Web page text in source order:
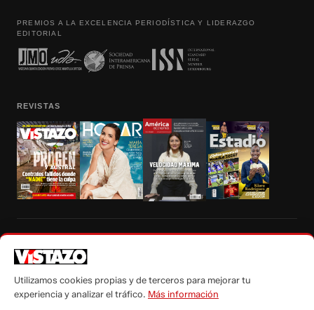
PREMIOS A LA EXCELENCIA PERIODÍSTICA Y LIDERAZGO
EDITORIAL
REVISTAS
autorización escrita de su titular, de todos los contenidos de Vistazo.com.
Utilizamos cookies propias y de terceros para mejorar tu
experiencia y analizar el tráfico. Más información